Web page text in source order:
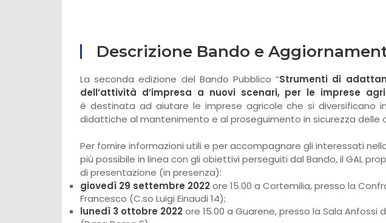
Descrizione Bando e
La seconda edizione del Bando Pubblico “Strumenti di
dell’attività d’impresa a nuovi scenari, per le imprese
è destinata ad aiutare le imprese agricole che si diversificano
didattiche al mantenimento e al proseguimento in sicurezza delle
Per fornire informazioni utili e per accompagnare gli interessati
più possibile in linea con gli obiettivi perseguiti dal Bando, il GAL
di presentazione (in presenza):
giovedì 29 settembre 2022ore 15.00 a Cortemilia, presso la
Francesco (C.so Luigi Einaudi 14);
lunedì 3 ottobre 2022ore 15.00 a Guarene, presso la Sala Anfossi